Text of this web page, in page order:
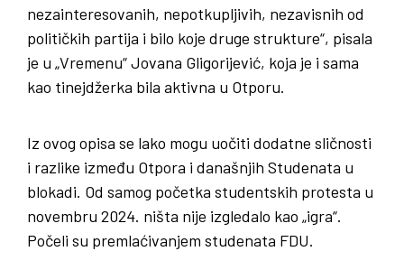
nezainteresovanih, nepotkupljivih, nezavisnih od
političkih partija i bilo koje druge strukture“, pisala
je u „Vremenu“ Jovana Gligorijević, koja je i sama
kao tinejdžerka bila aktivna u Otporu.
Iz ovog opisa se lako mogu uočiti dodatne sličnosti
i razlike između Otpora i današnjih Studenata u
blokadi. Od samog početka studentskih protesta u
novembru 2024. ništa nije izgledalo kao „igra“.
Počeli su premlaćivanjem studenata FDU.